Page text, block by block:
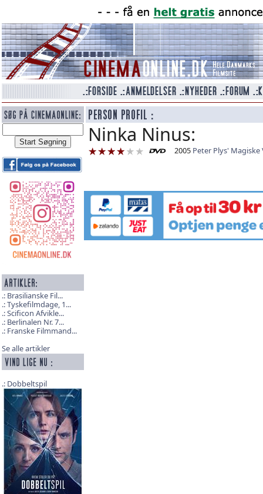
Brasilianske Fil...
Tyskefilmdage, 1...
Scificon Afvikle...
Berlinalen Nr. 7...
Franske Filmmand...
Se alle artikler
Dobbeltspil
Ninka Ninus:
2005 Peter Plys'